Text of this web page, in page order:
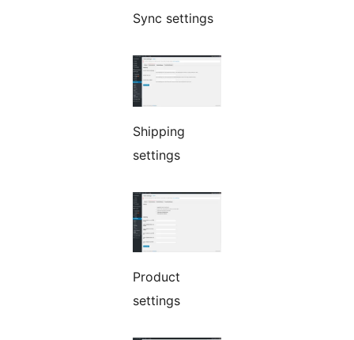
Sync settings
Shipping
settings
Product
settings